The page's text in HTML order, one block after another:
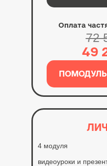
4 модуля
видеоуроки и
Оплата
72
49